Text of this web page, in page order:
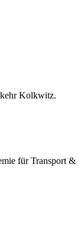
Kolkwitz.
für Transport &